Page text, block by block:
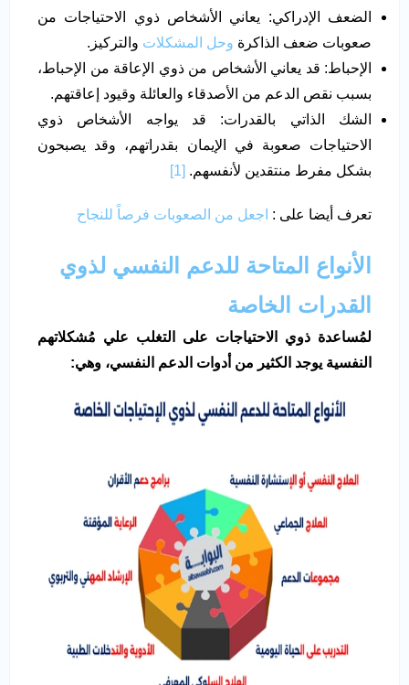
الضعف الإدراكي: يعاني الأشخاص ذوي الاحتياجات من
صعوبات ضعف الذاكرة وحل المشكلات والتركيز.
الإحباط: قد يعاني الأشخاص من ذوي الإعاقة من الإحباط،
بسبب نقص الدعم من الأصدقاء والعائلة وقيود إعاقتهم.
الشك الذاتي بالقدرات: قد يواجه الأشخاص ذوي
الاحتياجات صعوبة في الإيمان بقدراتهم، وقد يصبحون
بشكل مفرط منتقدين لأنفسهم. [1]
تعرف أيضا على : اجعل من الصعوبات فرصاً للنجاح
الأنواع المتاحة للدعم النفسي لذوي
القدرات الخاصة
لمُساعدة ذوي الاحتياجات على التغلب علي مُشكلاتهم
النفسية يوجد الكثير من أدوات الدعم النفسي، وهي: